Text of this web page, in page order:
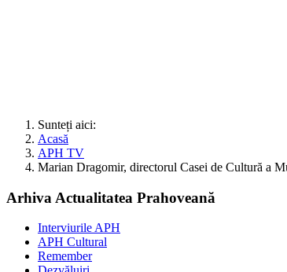
Sunteți aici:
Acasă
APH TV
Marian Dragomir, directorul Casei de Cultură a
Arhiva Actualitatea Prahoveană
Interviurile APH
APH Cultural
Remember